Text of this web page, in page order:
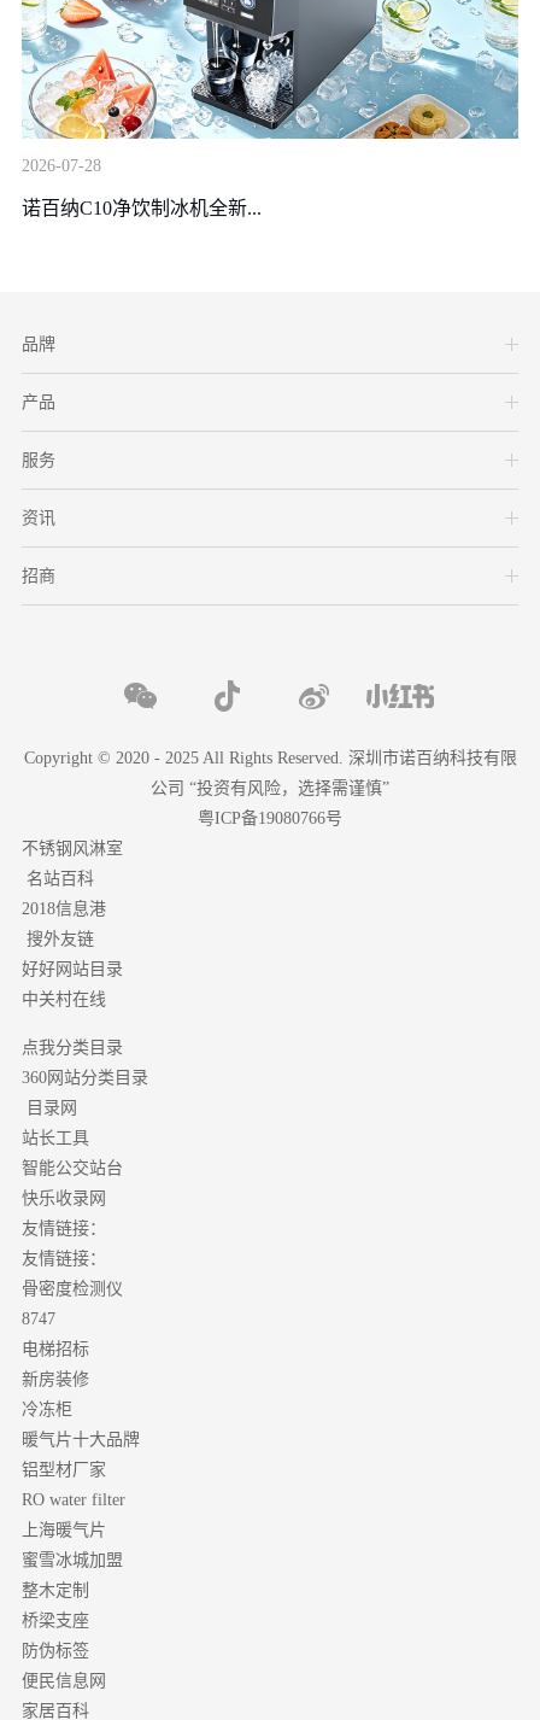
2026-07-28
诺百纳C10净饮制冰机全新...
品牌
产品
服务
资讯
招商
Copyright © 2020 - 2025 All Rights Reserved. 深圳市诺百纳科技有限
公司 “投资有风险，选择需谨慎”
粤ICP备19080766号
不锈钢风淋室
名站百科
2018信息港
搜外友链
好好网站目录
中关村在线
点我分类目录
360网站分类目录
目录网
站长工具
智能公交站台
快乐收录网
友情链接：
友情链接：
骨密度检测仪
8747
电梯招标
新房装修
冷冻柜
暖气片十大品牌
铝型材厂家
RO water filter
上海暖气片
蜜雪冰城加盟
整木定制
桥梁支座
防伪标签
便民信息网
家居百科